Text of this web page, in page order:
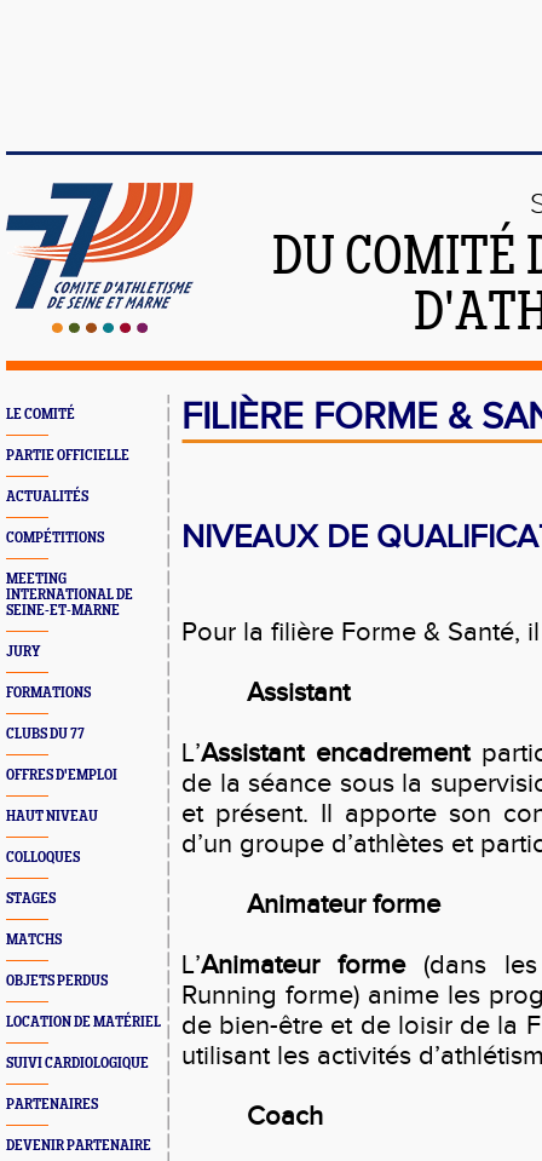
DU COMITÉ
LE COMITÉ
PARTIE OFFICIELLE
ACTUALITÉS
COMPÉTITIONS
MEETING
INTERNATIONAL DE
SEINE-ET-MARNE
JURY
FORMATIONS
CLUBS DU 77
OFFRES D'EMPLOI
HAUT NIVEAU
COLLOQUES
STAGES
MATCHS
OBJETS PERDUS
LOCATION DE MATÉRIEL
SUIVI CARDIOLOGIQUE
PARTENAIRES
DEVENIR PARTENAIRE
FILIÈRE FORME &
NIVEAUX DE
Pour la filière Forme & Santé,
Assistant
L’Assistant encadrement
de la séance sous la
et présent. Il apporte son
d’un groupe d’athlètes et
Animateur forme
L’Animateur forme(dans les
Running forme) anime les
de bien-être et de loisir de la
utilisant les activités
Coach